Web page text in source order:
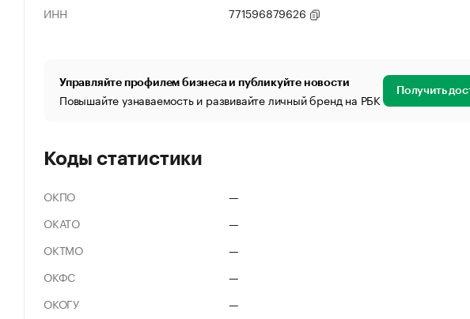
ИНН
771596879626
Управляйте профилем бизнеса и публикуйте новости
Повышайте узнаваемость и развивайте личный бренд на РБК Получить
Коды статистики
ОКПО
—
ОКАТО
—
ОКТМО
—
ОКФС
—
ОКОГУ
—